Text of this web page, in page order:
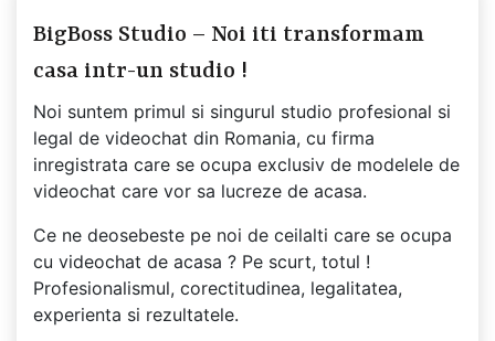
BigBoss Studio – Noi iti transformam
casa intr-un studio !
Noi suntem primul si singurul studio profesional si
legal de videochat din Romania, cu firma
inregistrata care se ocupa exclusiv de modelele de
videochat care vor sa lucreze de acasa.
Ce ne deosebeste pe noi de ceilalti care se ocupa
cu videochat de acasa ? Pe scurt, totul !
Profesionalismul, corectitudinea, legalitatea,
experienta si rezultatele.